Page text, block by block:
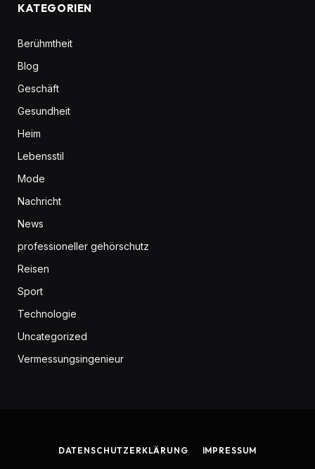
KATEGORIEN
Berühmtheit
Blog
Geschäft
Gesundheit
Heim
Lebensstil
Mode
Nachricht
News
professioneller gehörschutz
Reisen
Sport
Technologie
Uncategorized
Vermessungsingenieur
DATENSCHUTZERKLÄRUNG IMPRESSUM